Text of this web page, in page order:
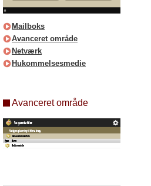
Mailboks
Avanceret område
Netværk
Hukommelsesmedie
Avanceret område